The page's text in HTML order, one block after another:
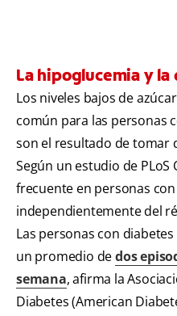
La hipoglucemia y la
Los niveles bajos de
común para las personas
son el resultado de tomar
Según un estudio de PLoS
frecuente en personas
independientemente del
Las personas con
un promedio dedos
semana, afirma la
Diabetes (American